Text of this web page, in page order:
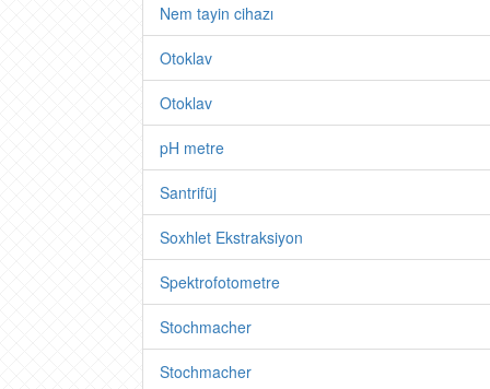
Nem tayin cihazı
Otoklav
Otoklav
pH metre
Santrifüj
Soxhlet Ekstraksiyon
Spektrofotometre
Stochmacher
Stochmacher